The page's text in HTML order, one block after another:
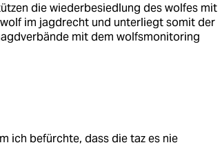
die wiederbesiedlung des wolfes mit
im jagdrecht und unterliegt somit der
mit dem wolfsmonitoring
ich befürchte, dass die taz es nie